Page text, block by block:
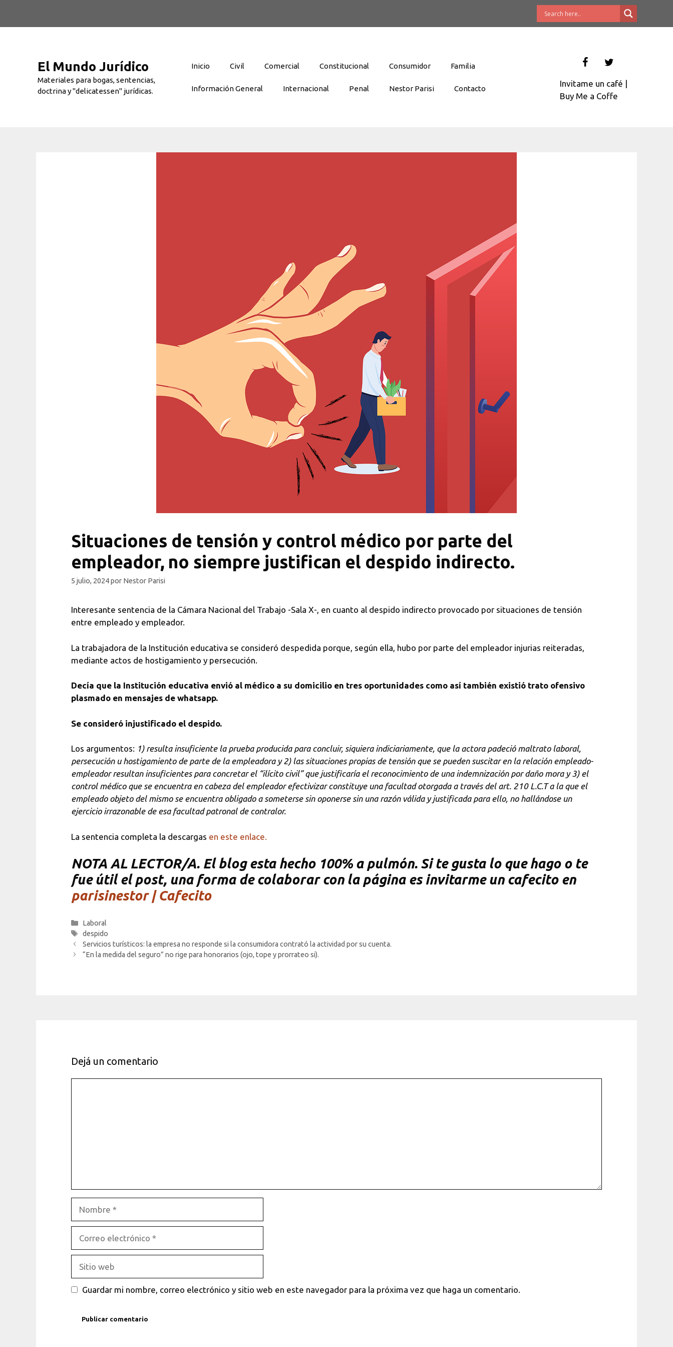
El Mundo Jurídico
Materiales para bogas, sentencias,
doctrina y "delicatessen" jurídicas.
Inicio Civil Comercial Constitucional Consumidor Familia
Información General Internacional Penal Nestor Parisi Contacto
Invitame un café |
Buy Me a Coffe
Situaciones de tensión y control médico por parte del
empleador, no siempre justifican el despido indirecto.
5 julio, 2024por Nestor Parisi
Interesante sentencia de la Cámara Nacional del Trabajo -Sala X-, en cuanto al despido indirecto provocado por situaciones de tensión
entre empleado y empleador.
La trabajadora de la Institución educativa se consideró despedida porque, según ella, hubo por parte del empleador injurias reiteradas,
mediante actos de hostigamiento y persecución.
Decía que la Institución educativa envió al médico a su domicilio en tres oportunidades como así también existió trato ofensivo
plasmado en mensajes de whatsapp.
Se consideró injustificado el despido.
Los argumentos: 1) resulta insuficiente la prueba producida para concluir, siquiera indiciariamente, que la actora padeció maltrato laboral,
persecución u hostigamiento de parte de la empleadora y 2) las situaciones propias de tensión que se pueden suscitar en la relación empleado-
empleador resultan insuficientes para concretar el “ilícito civil” que justificaría el reconocimiento de una indemnización por daño mora y 3) el
control médico que se encuentra en cabeza del empleador efectivizar constituye una facultad otorgada a través del art. 210 L.C.T a la que el
empleado objeto del mismo se encuentra obligado a someterse sin oponerse sin una razón válida y justificada para ello, no hallándose un
ejercicio irrazonable de esa facultad patronal de contralor.
La sentencia completa la descargas en este enlace.
NOTA AL LECTOR/A. El blog esta hecho 100% a pulmón. Si te gusta lo que hago o te
fue útil el post, una forma de colaborar con la página es invitarme un cafecito en
parisinestor | Cafecito
Categorías
Laboral
Etiquetas
despido
Servicios turísticos: la empresa no responde si la consumidora contrató la actividad por su cuenta.
“En la medida del seguro” no rige para honorarios (ojo, tope y prorrateo si).
Dejá un comentario
electrónico
web
Guardar mi nombre, correo electrónico y sitio web en este navegador para la próxima vez que haga un comentario.